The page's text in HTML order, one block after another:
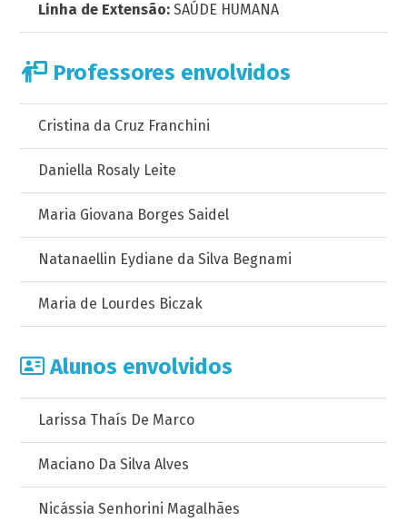
Linha de Extensão: SAÚDE HUMANA
Professores envolvidos
Cristina da Cruz Franchini
Daniella Rosaly Leite
Maria Giovana Borges Saidel
Natanaellin Eydiane da Silva Begnami
Maria de Lourdes Biczak
Alunos envolvidos
Larissa Thaís De Marco
Maciano Da Silva Alves
Nicássia Senhorini Magalhães